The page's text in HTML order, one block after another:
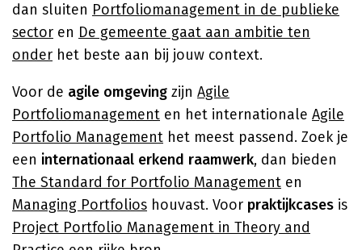
dan sluiten Portfoliomanagement in de publieke
sector en De gemeente gaat aan ambitie ten
onder het beste aan bij jouw context.
Voor de agile omgeving zijn Agile
Portfoliomanagement en het internationale Agile
Portfolio Management het meest passend. Zoek je
een internationaal erkend raamwerk, dan bieden
The Standard for Portfolio Management en
Managing Portfolios houvast. Voor praktijkcases is
Project Portfolio Management in Theory and